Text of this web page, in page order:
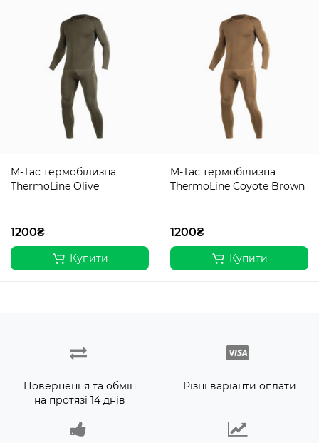
M-Tac термобілизна
ThermoLine Olive
1200₴
Купити
M-Tac термобілизна
ThermoLine Coyote Brown
1200₴
Купити
Повернення та обмін
на протязі 14 днів
Різні варіанти оплати